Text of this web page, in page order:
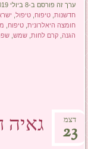
ערך זה פורסם ב-8 ביולי 2019, ב-
חדשנות ,טיפוח ,טיפול
חומצה היאלרונית ,טיפוח
הגנה ,קרם לחות ,שמש ,
גאיה דצמ
23